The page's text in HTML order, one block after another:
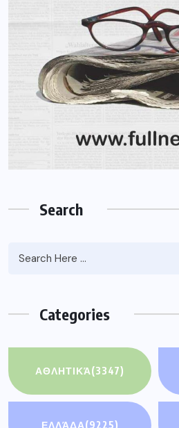
Search
Categories
ΑΘΛΗΤΙΚΆ(3347)
ΕΛΛΆΔΑ(9225)